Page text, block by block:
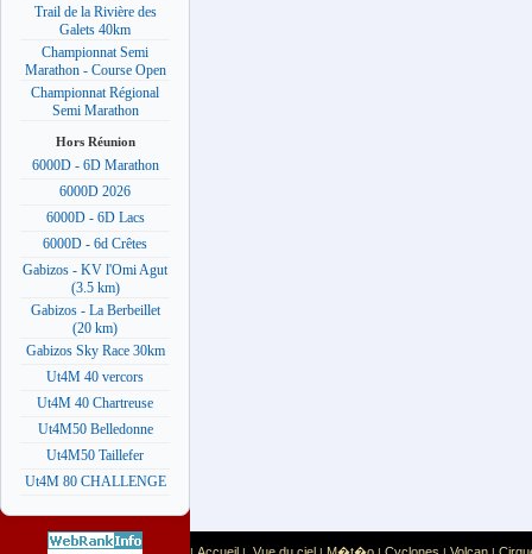
Trail de la Rivière des
Galets 40km
Championnat Semi
Marathon - Course Open
Championnat Régional
Semi Marathon
Hors Réunion
6000D - 6D Marathon
6000D 2026
6000D - 6D Lacs
6000D - 6d Crêtes
Gabizos - KV l'Omi Agut
(3.5 km)
Gabizos - La Berbeillet
(20 km)
Gabizos Sky Race 30km
Ut4M 40 vercors
Ut4M 40 Chartreuse
Ut4M50 Belledonne
Ut4M50 Taillefer
Ut4M 80 CHALLENGE